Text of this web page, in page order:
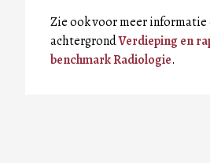
Zie ook voor meer informatie
achtergrondVerdieping en
benchmark Radiologie.